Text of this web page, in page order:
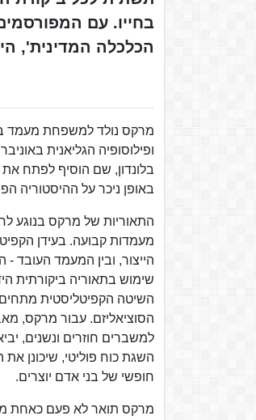
הכלכלה המדינית',
מרקס נולד למשפחת מעמד
ופילוסופיה הגליאנית
בלונדון, שם הוסיף לפתח
באופן ניכר על ההיסטוריה
התאוריות של מרקס בנוגע
מעמדות קבועה. בעידן
הייצור, ובין המעמד
שימוש בתאוריה ביקורתית
השיטה הקפיטליסטית
הסוציאליזם. עבור מרקס,
למשברים חוזרים ונשנים,
השגת כוח פוליטי, שיכונן
חופשי של בני אדם יוצרים.
מרקס תואר לא פעם כאחת מן